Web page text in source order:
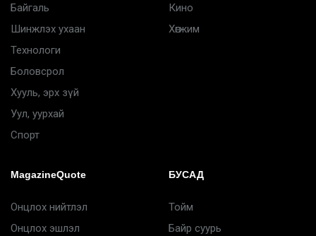
Байгаль
Шинжлэх ухаан
Технологи
Боловсрол
Хууль, эрх зүй
Уул, уурхай
Спорт
Кино
Хөгжим
MagazineQuote
Онцлох нийтлэл
Онцлох эшлэл
БУСАД
Тойм
Байр суурь